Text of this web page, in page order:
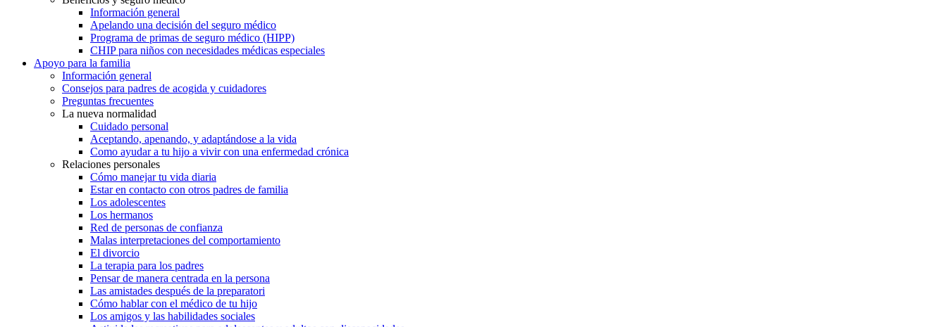
Información general
Apelando una decisión del seguro médico
Programa de primas de seguro médico (HIPP)
CHIP para niños con necesidades médicas especiales
Apoyo para la familia
Información general
Consejos para padres de acogida y cuidadores
Preguntas frecuentes
La nueva normalidad
Cuidado personal
Aceptando, apenando, y adaptándose a la vida
Como ayudar a tu hijo a vivir con una enfermedad crónica
Relaciones personales
Cómo manejar tu vida diaria
Estar en contacto con otros padres de familia
Los adolescentes
Los hermanos
Red de personas de confianza
Malas interpretaciones del comportamiento
El divorcio
La terapia para los padres
Pensar de manera centrada en la persona
Las amistades después de la preparatori
Cómo hablar con el médico de tu hijo
Los amigos y las habilidades sociales